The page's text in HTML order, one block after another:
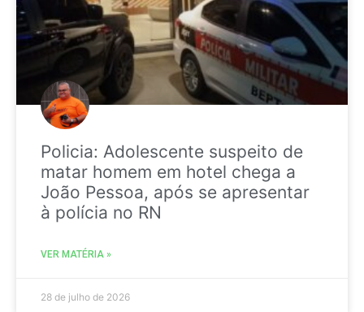
Policia: Adolescente suspeito de
matar homem em hotel chega a
João Pessoa, após se apresentar
à polícia no RN
VER MATÉRIA »
28 de julho de 2026